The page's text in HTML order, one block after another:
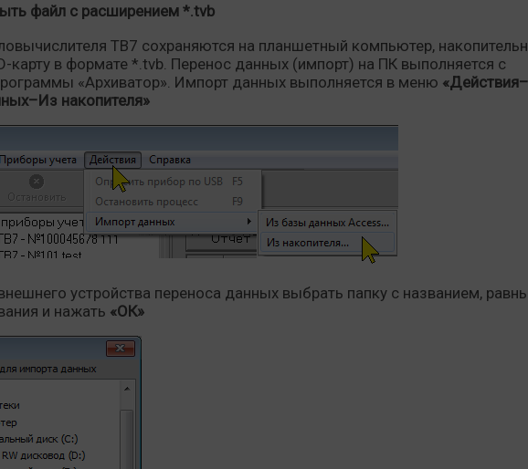
файл с расширением *.tvb
ТВ7 сохраняются на планшетный компьютер,
карту в формате *.tvb. Перенос данных (импорт) на ПК выполняется с
«Архиватор». Импорт данных выполняется в меню «Действия–
накопителя»
устройства переноса данных выбрать папку с названием,
и нажать «ОК»